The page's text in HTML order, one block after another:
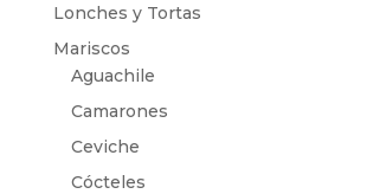
Lonches y Tortas
Mariscos
Aguachile
Camarones
Ceviche
Cócteles